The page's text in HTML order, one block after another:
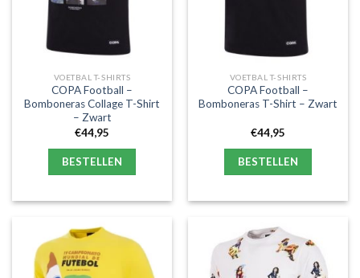
VOETBAL T-SHIRTS
COPA Football –
Bomboneras Collage T-Shirt
– Zwart
€44,95
BESTELLEN
VOETBAL T-SHIRTS
COPA Football –
Bomboneras T-Shirt – Zwart
€44,95
BESTELLEN